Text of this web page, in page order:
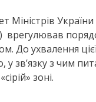
Міністрів
До ухвалення
у зв’язку з чим
зоні.